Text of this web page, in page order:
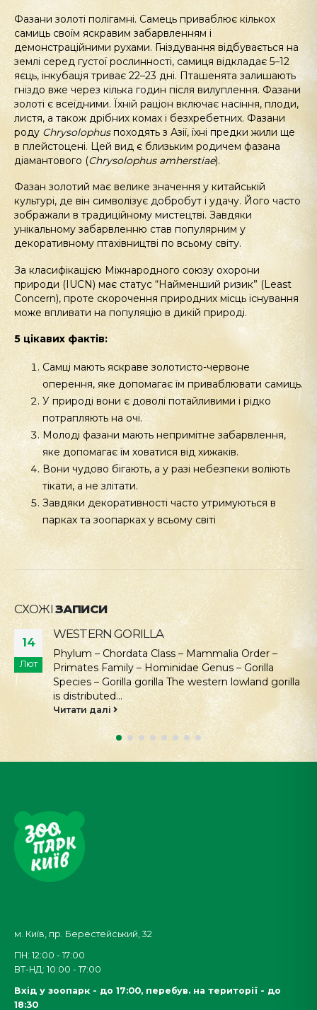
Фазани золоті полігамні. Самець приваблює кількох
самиць своїм яскравим забарвленням і
демонстраційними рухами. Гніздування відбувається на
землі серед густої рослинності, самиця відкладає 5–12
яєць, інкубація триває 22–23 дні. Пташенята залишають
гніздо вже через кілька годин після вилуплення. Фазани
золоті є всеїдними. Їхній раціон включає насіння, плоди,
листя, а також дрібних комах і безхребетних. Фазани
роду Chrysolophusпоходять з Азії, їхні предки жили ще
в плейстоцені. Цей вид є близьким родичем фазана
діамантового (Chrysolophus amherstiae).
Фазан золотий має велике значення у китайській
культурі, де він символізує добробут і удачу. Його часто
зображали в традиційному мистецтві. Завдяки
унікальному забарвленню став популярним у
декоративному птахівництві по всьому світу.
За класифікацією Міжнародного союзу охорони
природи (IUCN) має статус “Найменший ризик” (Least
Concern), проте скорочення природних місць існування
може впливати на популяцію в дикій природі.
5 цікавих фактів:
Самці мають яскраве золотисто-червоне
оперення, яке допомагає їм приваблювати самиць.
У природі вони є доволі потайливими і рідко
потрапляють на очі.
Молоді фазани мають непримітне забарвлення,
яке допомагає їм ховатися від хижаків.
Вони чудово бігають, а у разі небезпеки воліють
тікати, а не злітати.
Завдяки декоративності часто утримуються в
парках та зоопарках у всьому світі
СХОЖІ ЗАПИСИ
14
Лют
WESTERN GORILLA
Phylum – Chordata Class – Mammalia Order –
Primates Family – Hominidae Genus – Gorilla
Species – Gorilla gorilla The western lowland gorilla
is distributed...
Читати далі
м. Київ, пр. Берестейський, 32
ПН: 12:00 - 17:00
ВТ-НД: 10:00 - 17:00
Вхід у зоопарк - до 17:00, перебув. на території - до
18:30